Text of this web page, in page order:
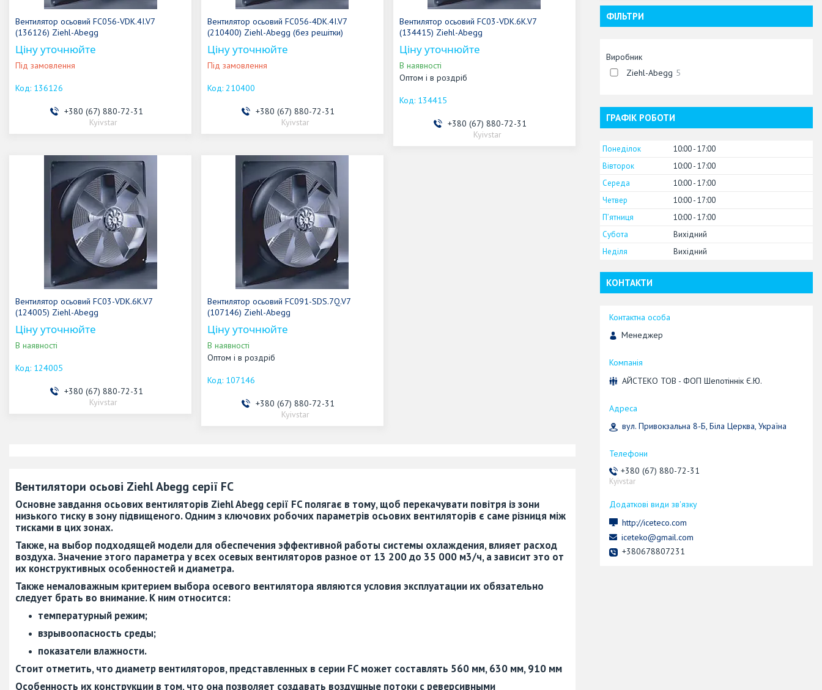
Вентилятор осьовий FC056-VDK.4I.V7
(136126) Ziehl-Abegg
Ціну уточнюйте
Під замовлення
136126
+380 (67) 880-72-31
Kyivstar
Вентилятор осьовий FC056-4DK.4I.V7
(210400) Ziehl-Abegg (без решітки)
Ціну уточнюйте
Під замовлення
210400
+380 (67) 880-72-31
Kyivstar
Вентилятор осьовий FC03-VDK.6K.V7
(134415) Ziehl-Abegg
Ціну уточнюйте
В наявності
Оптом і в роздріб
134415
+380 (67) 880-72-31
Kyivstar
Вентилятор осьовий FC03-VDK.6K.V7
(124005) Ziehl-Abegg
Ціну уточнюйте
В наявності
124005
+380 (67) 880-72-31
Kyivstar
Вентилятор осьовий FC091-SDS.7Q.V7
(107146) Ziehl-Abegg
Ціну уточнюйте
В наявності
Оптом і в роздріб
107146
+380 (67) 880-72-31
Kyivstar
Вентилятори осьові Ziehl Abegg серії FC
Основне завдання осьових вентиляторів Ziehl Abegg серії FC полягає в тому, щоб перекачувати повітря із зони
низького тиску в зону підвищеного. Одним з ключових робочих параметрів осьових вентиляторів є саме різниця між
тисками в цих зонах.
Также, на выбор подходящей модели для обеспечения эффективной работы системы охлаждения, влияет расход
воздуха. Значение этого параметра у всех осевых вентиляторов разное от 13 200 до 35 000 м3/ч, а зависит это от
их конструктивных особенностей и диаметра.
Также немаловажным критерием выбора осевого вентилятора являются условия эксплуатации их обязательно
следует брать во внимание. К ним относится:
температурный режим;
взрывоопасность среды;
показатели влажности.
Стоит отметить, что диаметр вентиляторов, представленных в серии FC может составлять 560 мм, 630 мм, 910 мм
Особенность их конструкции в том, что она позволяет создавать воздушные потоки с реверсивными
ФІЛЬТРИ
Виробник
Ziehl-Abegg 5
ГРАФІК РОБОТИ
Понеділок 10:00 17:00
Вівторок
10:00 17:00
Середа
10:00 17:00
Четвер
10:00 17:00
Пʼятниця
10:00 17:00
Субота
Вихідний
Неділя
Вихідний
КОНТАКТИ
Менеджер
АЙСТЕКО ТОВ - ФОП Шепотіннік Є.Ю.
вул. Привокзальна 8-Б, Біла Церква, Україна
+380 (67) 880-72-31
Kyivstar
http://iceteco.com
iceteko@gmail.com
+380678807231